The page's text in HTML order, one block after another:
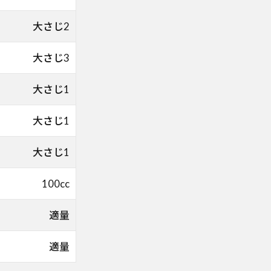
大さじ2
大さじ3
大さじ1
大さじ1
大さじ1
100cc
適量
適量